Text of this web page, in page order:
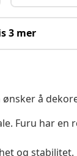
3 mer
å
Furu har
og stabilitet.